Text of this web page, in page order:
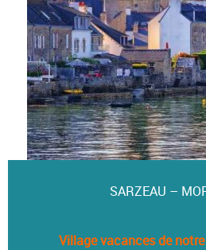
SARZEAU –
Village vacances de